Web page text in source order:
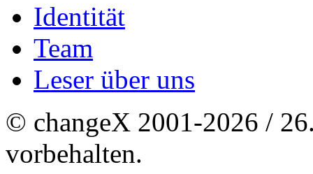
Identität
Team
Leser über uns
© changeX 2001-2026 /
vorbehalten.